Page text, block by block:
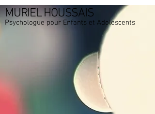
MURIEL HOUSSAIS
Psychologue pour Enfants et Adolescents